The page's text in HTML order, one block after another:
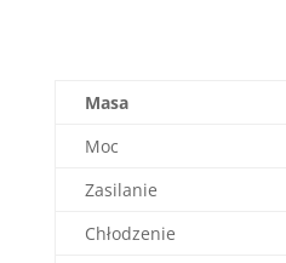
Masa
Moc
Zasilanie
Chłodzenie